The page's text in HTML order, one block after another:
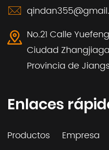
No.21 Calle
Ciudad
Provincia de
Enlaces
Productos Empresa